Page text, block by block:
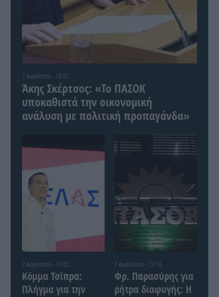
7 Αυγούστου - 19:01
Άκης Σκέρτσος: «Το ΠΑΣΟΚ
υποκαθιστά την οικονομική
ανάλυση με πολιτική προπαγάνδα»
7 Αυγούστου - 17:42
Κόμμα Τσίπρα:
Πλήγμα για την
7 Αυγούστου - 12:14
Φρ. Παρασύρης για
ρήτρα διαφυγής: Η